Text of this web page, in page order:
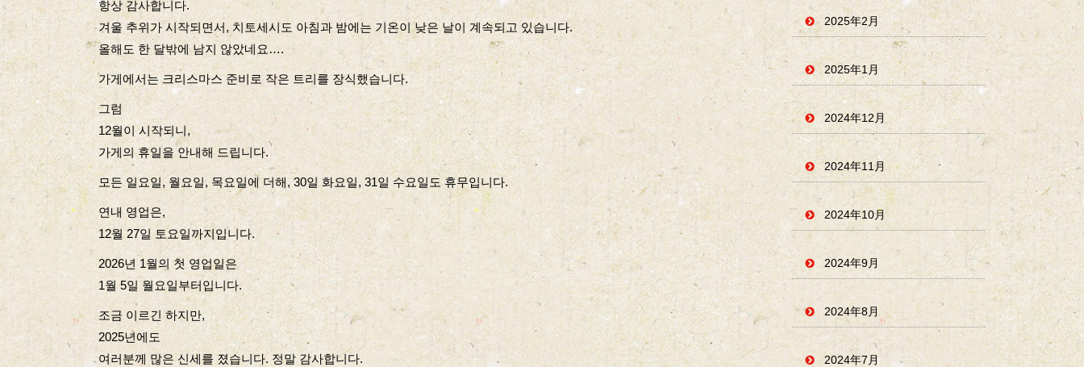
항상 감사합니다.
겨울 추위가 시작되면서, 치토세시도 아침과 밤에는 기온이 낮은 날이 계속되고 있습니다.
올해도 한 달밖에 남지 않았네요….
가게에서는 크리스마스 준비로 작은 트리를 장식했습니다.
그럼
12월이 시작되니,
가게의 휴일을 안내해 드립니다.
모든 일요일, 월요일, 목요일에 더해, 30일 화요일, 31일 수요일도 휴무입니다.
연내 영업은,
12월 27일 토요일까지입니다.
2026년 1월의 첫 영업일은
1월 5일 월요일부터입니다.
조금 이르긴 하지만,
2025년에도
여러분께 많은 신세를 졌습니다. 정말 감사합니다.
2025年2月
2025年1月
2024年12月
2024年11月
2024年10月
2024年9月
2024年8月
2024年7月